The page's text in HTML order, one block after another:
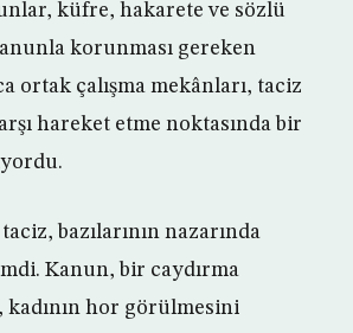
küfre, hakarete ve sözlü
korunması gereken
ortak çalışma mekânları, taciz
hareket etme noktasında bir
bazılarının nazarında
Kanun, bir caydırma
kadının hor görülmesini